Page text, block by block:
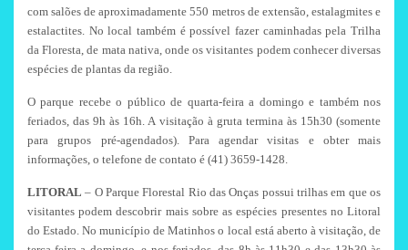
com salões de aproximadamente 550 metros de extensão, estalagmites e
estalactites. No local também é possível fazer caminhadas pela Trilha
da Floresta, de mata nativa, onde os visitantes podem conhecer diversas
espécies de plantas da região.
O parque recebe o público de quarta-feira a domingo e também nos
feriados, das 9h às 16h. A visitação à gruta termina às 15h30 (somente
para grupos pré-agendados). Para agendar visitas e obter mais
informações, o telefone de contato é (41) 3659-1428.
LITORAL – O Parque Florestal Rio das Onças possui trilhas em que os
visitantes podem descobrir mais sobre as espécies presentes no Litoral
do Estado. No município de Matinhos o local está aberto à visitação, de